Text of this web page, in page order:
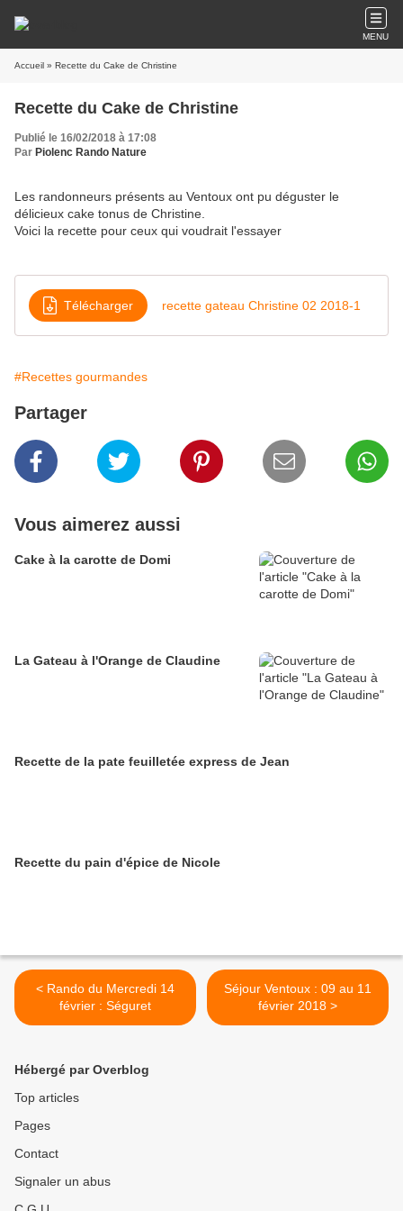
MENU
Accueil » Recette du Cake de Christine
Recette du Cake de Christine
Publié le 16/02/2018 à 17:08
Par Piolenc Rando Nature
Les randonneurs présents au Ventoux ont pu déguster le
délicieux cake tonus de Christine.
Voici la recette pour ceux qui voudrait l'essayer
Télécharger recette gateau Christine 02 2018-1
#Recettes gourmandes
Partager
Vous aimerez aussi
Cake à la carotte de Domi
La Gateau à l'Orange de Claudine
Recette de la pate feuilletée express de Jean
Recette du pain d'épice de Nicole
< Rando du Mercredi 14
février : Séguret
Séjour Ventoux : 09 au 11
février 2018 >
Hébergé par Overblog
Top articles
Pages
Contact
Signaler un abus